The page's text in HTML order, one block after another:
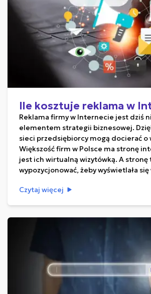
Ile kosztuje reklama w
Reklama firmy w Internecie jest dziś
elementem strategii biznesowej.
sieci przedsiębiorcy mogą docierać o
Większość firm w Polsce ma stronę
jest ich wirtualną wizytówką. A stronę
wypozycjonować, żeby wyświetlała się
Czytaj więcej